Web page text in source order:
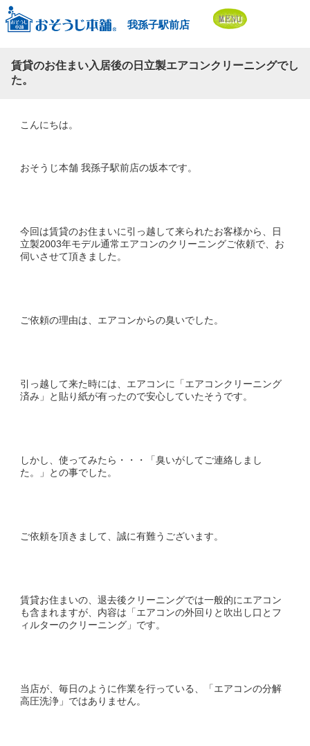
我孫子駅前店
賃貸のお住まい入居後の日立製エアコンクリーニングでし
た。
こんにちは。
おそうじ本舗 我孫子駅前店の坂本です。
今回は賃貸のお住まいに引っ越して来られたお客様から、日
立製2003年モデル通常エアコンのクリーニングご依頼で、お
伺いさせて頂きました。
ご依頼の理由は、エアコンからの臭いでした。
引っ越して来た時には、エアコンに「エアコンクリーニング
済み」と貼り紙が有ったので安心していたそうです。
しかし、使ってみたら・・・「臭いがしてご連絡しまし
た。」との事でした。
ご依頼を頂きまして、誠に有難うございます。
賃貸お住まいの、退去後クリーニングでは一般的にエアコン
も含まれますが、内容は「エアコンの外回りと吹出し口とフ
ィルターのクリーニング」です。
当店が、毎日のように作業を行っている、「エアコンの分解
高圧洗浄」ではありません。